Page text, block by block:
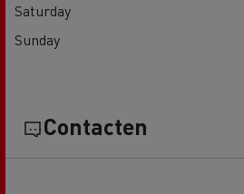
Saturday
Sunday
Contacten